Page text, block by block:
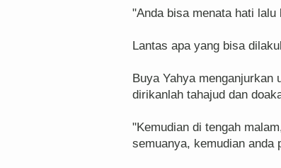
"Anda bisa menata hati
Lantas apa yang bisa
Buya Yahya menganjurkan
dirikanlah tahajud dan
"Kemudian di tengah
semuanya, kemudian anda